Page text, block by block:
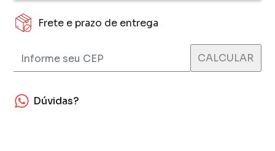
Frete e prazo de entrega
Dúvidas?